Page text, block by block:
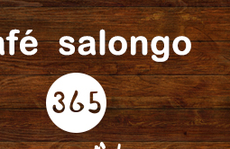
ロン
新情報をお届けしま